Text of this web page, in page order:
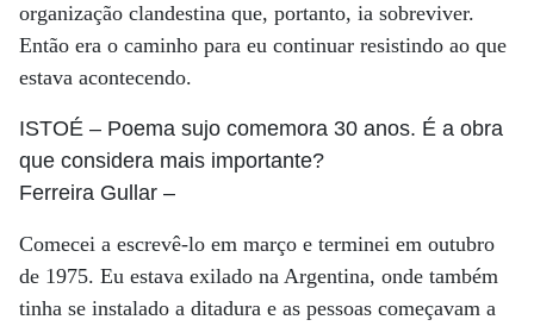
organização clandestina que, portanto, ia sobreviver.
Então era o caminho para eu continuar resistindo ao que
estava acontecendo.
ISTOÉ – Poema sujo comemora 30 anos. É a obra
que considera mais importante?
Ferreira Gullar –
Comecei a escrevê-lo em março e terminei em outubro
de 1975. Eu estava exilado na Argentina, onde também
tinha se instalado a ditadura e as pessoas começavam a